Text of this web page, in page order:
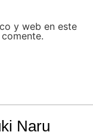
y web en este
Naru